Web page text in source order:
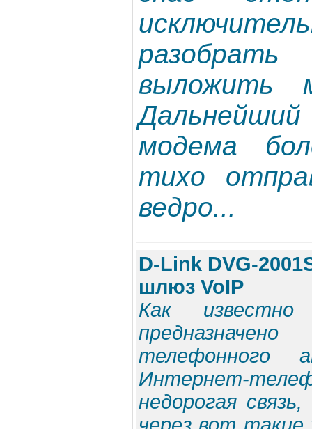
выложить
модема
тихо
ведро...
D-Link DVG-
шлюз VoIP
Как известно
телефонного
Интернет-
недорогая